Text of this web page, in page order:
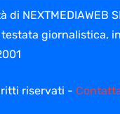
NEXTMEDIAWEB
giornalistica,
riservati -